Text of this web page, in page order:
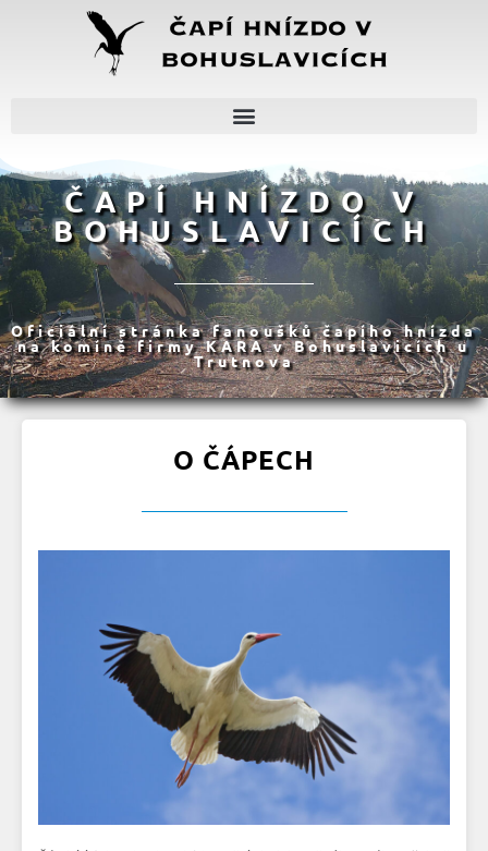
ČAPÍ HNÍZDO V
BOHUSLAVICÍCH
Oficiální stránka fanoušků čapího hnízda
na komíně firmy KARA v Bohuslavicích u
Trutnova
O ČÁPECH